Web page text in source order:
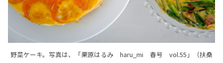
野菜ケーキ。写真は、「栗原はるみ haru_mi 春号 vol.55」（扶桑